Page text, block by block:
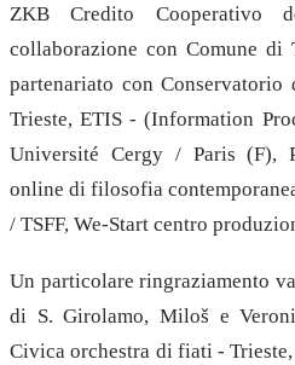
ZKB Credito Cooperativo
collaborazione con Comune
partenariato con
Trieste, ETIS - (Information
Université Cergy / Paris (F),
online di filosofia
/ TSFF, We-Start centro
Un particolare ringraziamento
di S. Girolamo, Miloš e
Civica orchestra di fiati -